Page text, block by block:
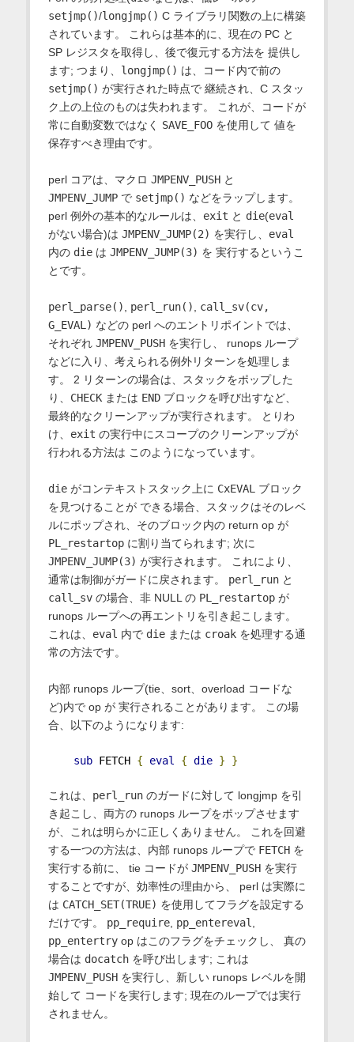
setjmp()/longjmp() C ライブラリ関数の上に構築
されています。 これらは基本的に、現在の PC と
SP レジスタを取得し、後で復元する方法を 提供し
ます; つまり、 longjmp() は、コード内で前の
setjmp() が実行された時点で 継続され、C スタッ
ク上の上位のものは失われます。 これが、コードが
常に自動変数ではなく SAVE_FOOを使用して 値を
保存すべき理由です。
perl コアは、マクロ JMPENV_PUSHと
JMPENV_JUMPで setjmp() などをラップします。
perl 例外の基本的なルールは、 exit と die(eval
がない場合)は JMPENV_JUMP(2) を実行し、 eval
内の dieは JMPENV_JUMP(3) を 実行するというこ
とです。
perl_parse() perl_run()
call_sv(cv,
G_EVAL) などの perl へのエントリポイントでは、
それぞれ JMPENV_PUSHを実行し、 runops ループ
などに入り、考えられる例外リターンを処理しま
す。 2 リターンの場合は、スタックをポップした
り、 CHECKまたは ENDブロックを呼び出すなど、
最終的なクリーンアップが実行されます。 とりわ
け、 exit の実行中にスコープのクリーンアップが
行われる方法は このようになっています。
dieがコンテキストスタック上に CxEVAL
ブロック
を見つけることが できる場合、スタックはそのレベ
ルにポップされ、そのブロック内の return op が
PL_restartopに割り当てられます; 次に
JMPENV_JUMP(3) が実行されます。 これにより、
通常は制御がガードに戻されます。 perl_runと
call_svの場合、非 NULL の PL_restartopが
runops ループへの再エントリを引き起こします。
これは、 eval 内で dieまたは croakを処理する通
常の方法です。
内部 runops ループ(tie、sort、overload コードな
ど)内で op が 実行されることがあります。 この場
合、以下のようになります:
sub FETCH { eval { die } }
これは、 perl_runのガードに対して longjmp を引
き起こし、両方の runops ループをポップさせます
が、これは明らかに正しくありません。 これを回避
する一つの方法は、内部 runops ループで FETCHを
実行する前に、 tie コードが JMPENV_PUSHを実行
することですが、効率性の理由から、 perl は実際に
は CATCH_SET(TRUE) を使用してフラグを設定する
だけです。 pp_require, pp_entereval
pp_entertryop はこのフラグをチェックし、 真の
場合は docatchを呼び出します; これは
JMPENV_PUSHを実行し、新しい runops レベルを開
始して コードを実行します; 現在のループでは実行
されません。